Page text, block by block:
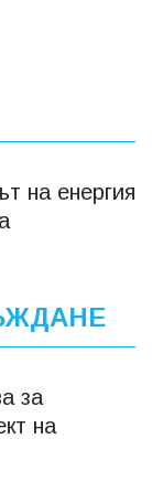
на енергия
за
на